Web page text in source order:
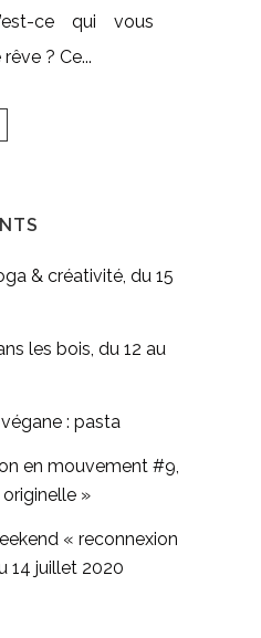
ce qui vous
? Ce...
& créativité, du 15
les bois, du 12 au
: pasta
en mouvement #9,
»
« reconnexion
14 juillet 2020